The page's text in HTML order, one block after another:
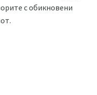
с обикновени